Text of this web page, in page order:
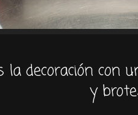
ladecoración con
y